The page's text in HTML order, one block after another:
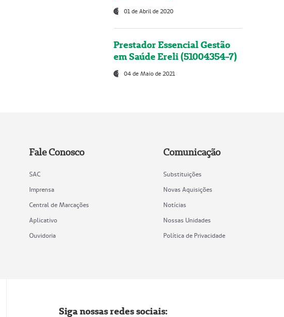
01 de Abril de 2020
Prestador Essencial Gestão
em Saúde Ereli (51004354-7)
04 de Maio de 2021
Fale Conosco
SAC
Imprensa
Central de Marcações
Aplicativo
Ouvidoria
Comunicação
Substituições
Novas Aquisições
Notícias
Nossas Unidades
Política de Privacidade
Siga nossas redes sociais: